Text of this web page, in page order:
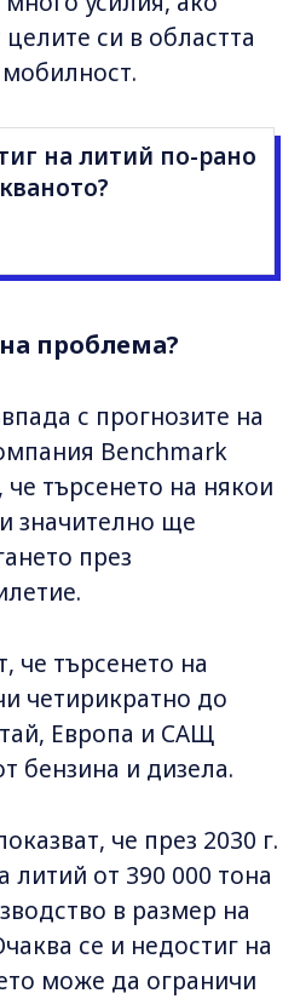
си в областта
на литий по-рано
проблема?
с прогнозите на
Benchmark
търсенето на някои
значително ще
през
че търсенето на
четирикратно до
Европа и САЩ
бензина и дизела.
че през 2030 г.
от 390 000 тона
в размер на
се и недостиг на
може да ограничи